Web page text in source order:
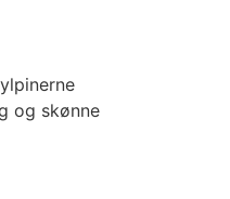
og skønne